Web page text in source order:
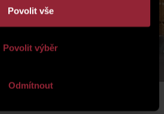
Povolit vše
Povolit výběr
Odmítnout